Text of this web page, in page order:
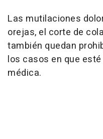
Las mutilaciones
orejas, el corte de
también quedan
los casos en que
médica.